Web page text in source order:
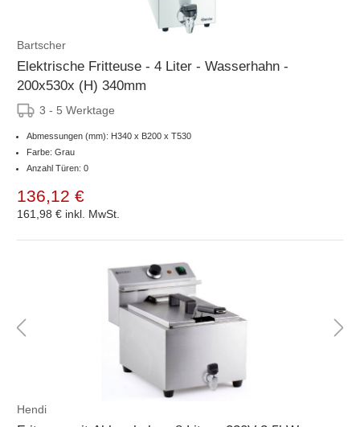
Bartscher
Elektrische Fritteuse - 4 Liter - Wasserhahn -
200x530x (H) 340mm
3 - 5 Werktage
Abmessungen (mm): H340 x B200 x T530
Farbe: Grau
Anzahl Türen: 0
136,12 €
161,98 € inkl. MwSt.
Hendi